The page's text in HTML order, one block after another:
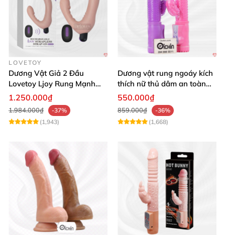
LOVETOY
Dương Vật Giả 2 Đầu
Lovetoy Ljoy Rung Mạnh
ĐKTX Hút Sâu
1.250.000₫
1.984.000₫
-37%
(1,943)
Dương vật rung ngoáy kích
thích nữ thủ dâm an toàn
cao cấp
550.000₫
859.000₫
-36%
(1,668)